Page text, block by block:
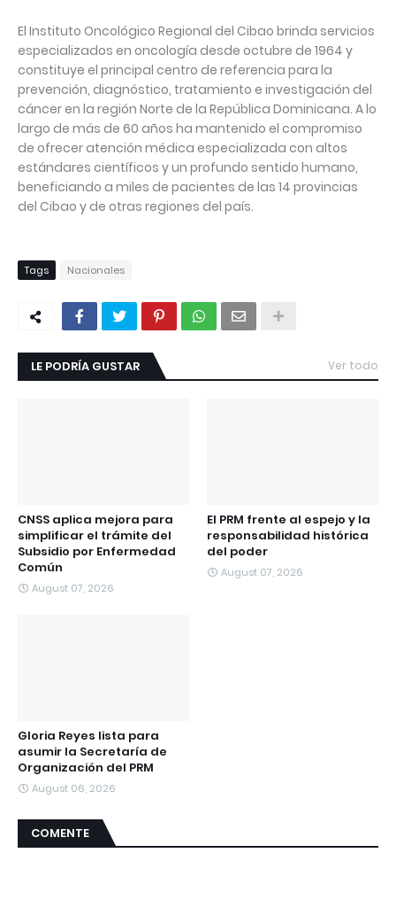
El Instituto Oncológico Regional del Cibao brinda servicios
especializados en oncología desde octubre de 1964 y
constituye el principal centro de referencia para la
prevención, diagnóstico, tratamiento e investigación del
cáncer en la región Norte de la República Dominicana. A lo
largo de más de 60 años ha mantenido el compromiso
de ofrecer atención médica especializada con altos
estándares científicos y un profundo sentido humano,
beneficiando a miles de pacientes de las 14 provincias
del Cibao y de otras regiones del país.
Tags Nacionales
LE PODRÍA GUSTAR Ver todo
CNSS aplica mejora para
simplificar el trámite del
Subsidio por Enfermedad
Común
August 07, 2026
El PRM frente al espejo y la
responsabilidad histórica
del poder
August 07, 2026
Gloria Reyes lista para
asumir la Secretaría de
Organización del PRM
August 06, 2026
COMENTE